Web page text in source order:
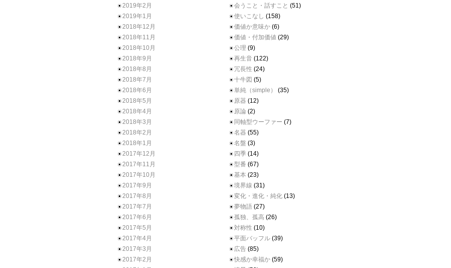
2019年2月
2019年1月
2018年12月
2018年11月
2018年10月
2018年9月
2018年8月
2018年7月
2018年6月
2018年5月
2018年4月
2018年3月
2018年2月
2018年1月
2017年12月
2017年11月
2017年10月
2017年9月
2017年8月
2017年7月
2017年6月
2017年5月
2017年4月
2017年3月
2017年2月
会うこと・話すこと (51)
使いこなし (158)
価値か意味か (6)
価値・付加価値 (29)
公理 (9)
再生音 (122)
冗長性 (24)
十牛図 (5)
単純（simple）
(35)
原器 (12)
原論 (2)
同軸型ウーファー (7)
名器 (55)
名盤 (3)
四季 (14)
型番 (67)
基本 (23)
境界線 (31)
変化・進化・純化 (13)
夢物語 (27)
孤独、孤高 (26)
対称性 (10)
平面バッフル (39)
広告 (85)
快感か幸福か (59)